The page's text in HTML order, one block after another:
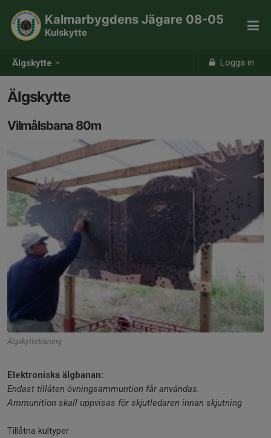
Älgskytte Logga in
Kalmarbygdens Jägare 08-05
Kulskytte
Älgskytte
Vilmålsbana 80m
Älgskytteträning
Elektroniska älgbanan:
Endast tillåten övningsammuntion får användas.
Ammunition skall uppvisas för skjutledaren innan skjutning
Tillåtna kultyper